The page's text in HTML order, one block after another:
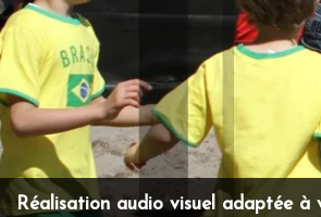
Réalisation audio visuel adaptée